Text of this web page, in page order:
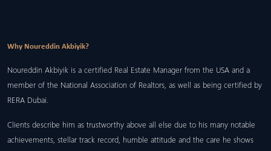
Why Noureddin Akbiyik?
Noureddin Akbiyik is a certified Real Estate Manager from the USA and a
member of the National Association of Realtors, as well as being certified by
RERA Dubai.
Clients describe him as trustworthy above all else due to his many notable
achievements, stellar track record, humble attitude and the care he shows